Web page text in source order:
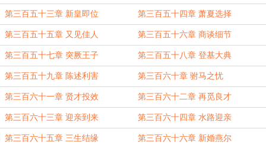
第三百五十三章 新皇即位 第三百五十四章 萧夏选择
第三百五十五章 又见佳人 第三百五十六章 商谈细节
第三百五十七章 突厥王子 第三百五十八章 登基大典
第三百五十九章 陈述利害 第三百六十章 驸马之忧
第三百六十一章 贤才投效 第三百六十二章 再觅良才
第三百六十三章 迎亲到来 第三百六十四章 水路迎亲
第三百六十五章 三生结缘 第三百六十六章 新婚燕尔